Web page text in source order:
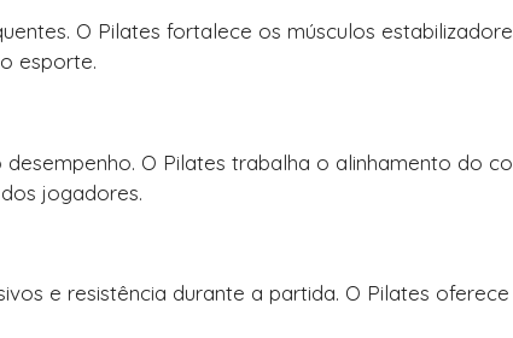
O Pilates fortalece os músculos
esporte.
O Pilates trabalha o alinhamento do
jogadores.
e resistência durante a partida. O Pilates